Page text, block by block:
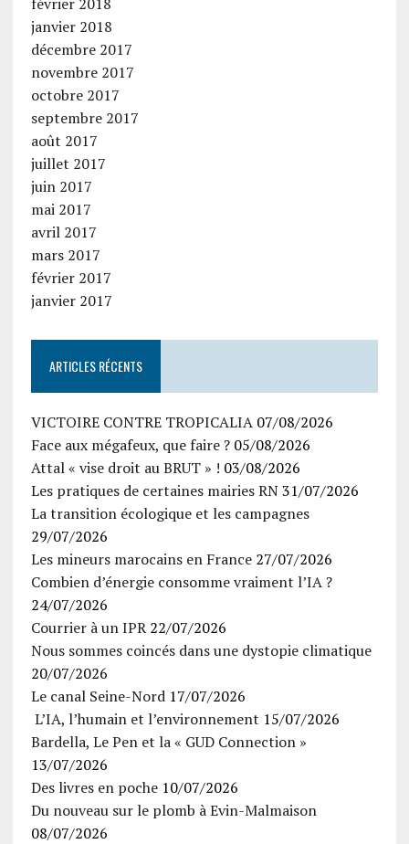
janvier 2018
décembre 2017
novembre 2017
octobre 2017
septembre 2017
août 2017
juillet 2017
juin 2017
mai 2017
avril 2017
mars 2017
février 2017
janvier 2017
ARTICLES RÉCENTS
VICTOIRE CONTRE TROPICALIA 07/08/2026
Face aux mégafeux, que faire ? 05/08/2026
Attal « vise droit au BRUT » ! 03/08/2026
Les pratiques de certaines mairies RN 31/07/2026
La transition écologique et les campagnes
29/07/2026
Les mineurs marocains en France 27/07/2026
Combien d’énergie consomme vraiment l’IA ?
24/07/2026
Courrier à un IPR 22/07/2026
Nous sommes coincés dans une dystopie climatique
20/07/2026
Le canal Seine-Nord 17/07/2026
L’IA, l’humain et l’environnement 15/07/2026
Bardella, Le Pen et la « GUD Connection »
13/07/2026
Des livres en poche 10/07/2026
Du nouveau sur le plomb à Evin-Malmaison
08/07/2026